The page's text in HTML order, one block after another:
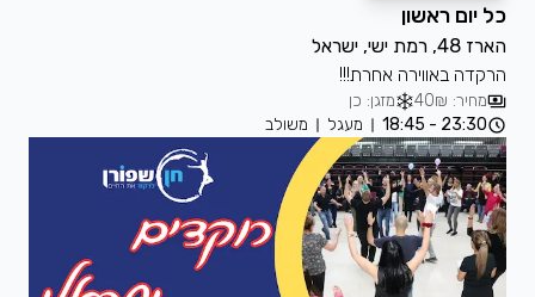
כל יום ראשון
הארז 48, רמת ישי, ישראל
הרקדה באווירה אחרת!!!
מחיר: 40₪
מזגן: כן
23:30 - 18:45
מעגל משולב